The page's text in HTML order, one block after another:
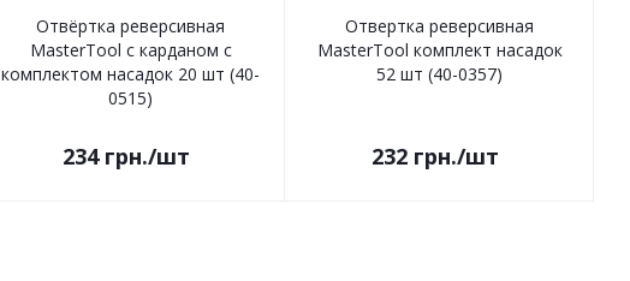
Отвёртка реверсивная
MasterTool с карданом с
комплектом насадок 20 шт (40-
0515)
234грн./шт
Отвертка реверсивная
MasterTool комплект насадок
52 шт (40-0357)
232 грн./шт